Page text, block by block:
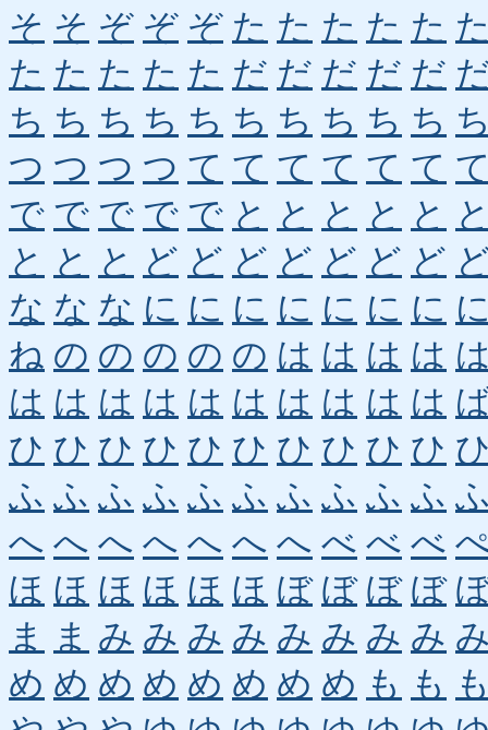
そ そ ぞ ぞ ぞ た た た た た
た た た た た だ だ だ だ だ
ち ち ち ち ち ち ち ち ち ち
つ つ つ つ て て て て て て
で で で で で と と と と と
と と と ど ど ど ど ど ど ど
な な な に に に に に に に
ね の の の の の は は は は
は は は は は は は は は は
ひ ひ ひ ひ ひ ひ ひ ひ ひ ひ
ふ ふ ふ ふ ふ ふ ふ ふ ふ ふ
へ へ へ へ へ へ へ べ べ べ
ほ ほ ほ ほ ほ ほ ぼ ぼ ぼ ぼ
ま
ま み み み み み み み み
め め め め め め め め も も